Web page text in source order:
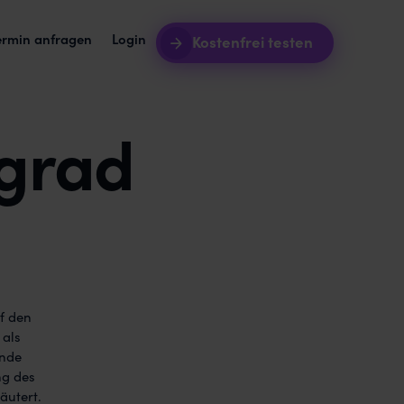
+ awork
aus einem Guss.
was sie im
anfragen Login Kostenfrei testen
den
des